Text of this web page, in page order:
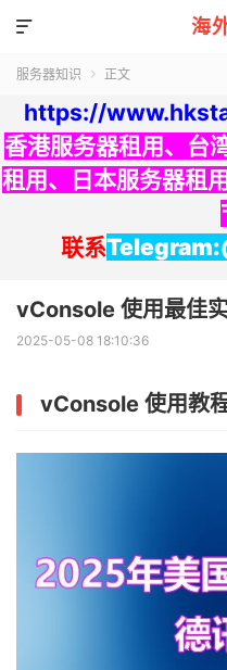
海

服务器知识  正文
https://
香港服务器租用、 台
租用、 日本服务器租用
联系
vConsole 使用最佳
2025-05-08 18:10:36
vConsole 使用教